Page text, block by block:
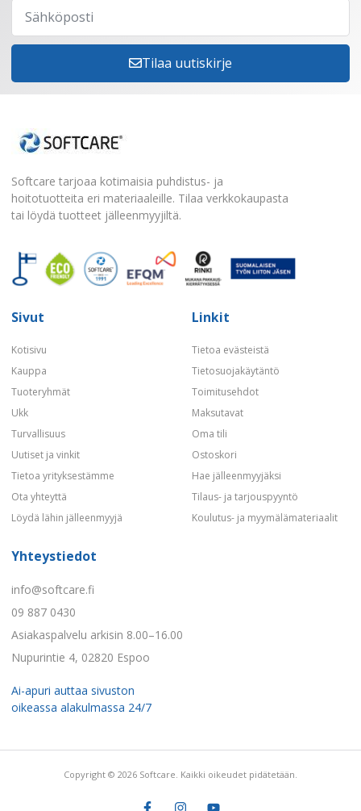
Tilaa uutiskirje
Softcare tarjoaa kotimaisia puhdistus- ja
hoitotuotteita eri materiaaleille. Tilaa verkkokaupasta
tai löydä tuotteet jälleenmyyjiltä.
Sivut
Kotisivu
Kauppa
Tuoteryhmät
Ukk
Turvallisuus
Uutiset ja vinkit
Tietoa yrityksestämme
Ota yhteyttä
Löydä lähin jälleenmyyjä
Linkit
Tietoa evästeistä
Tietosuojakäytäntö
Toimitusehdot
Maksutavat
Oma tili
Ostoskori
Hae jälleenmyyjäksi
Tilaus- ja tarjouspyyntö
Koulutus- ja myymälämateriaalit
Yhteystiedot
info@softcare.fi
09 887 0430
Asiakaspalvelu arkisin 8.00–16.00
Nupurintie 4, 02820 Espoo
Ai-apuri auttaa sivuston
oikeassa alakulmassa 24/7
Copyright © 2026 Softcare. Kaikki oikeudet pidätetään.